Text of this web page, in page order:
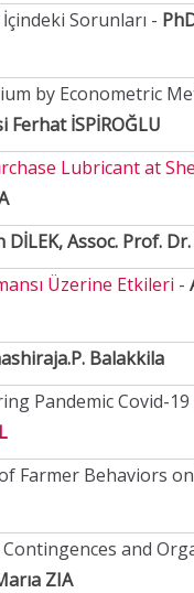
Sorunları -
by Econometric
Ferhat İSPİROĞLU
Lubricant at
Assoc. Prof.
Üzerine Etkileri -
Balakkila
Pandemic Covid-19
Farmer Behaviors
and
ZIA